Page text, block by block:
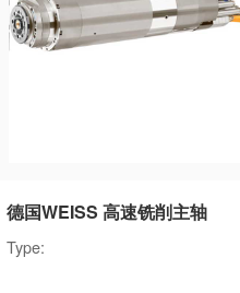
德国WEISS 高速铣削主轴
Type: